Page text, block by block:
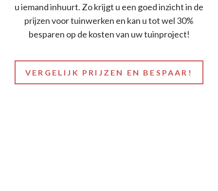
u iemand inhuurt. Zo krijgt u een goed inzicht in de
prijzen voor tuinwerken en kan u tot wel 30%
besparen op de kosten van uw tuinproject!
VERGELIJK PRIJZEN EN BESPAAR!